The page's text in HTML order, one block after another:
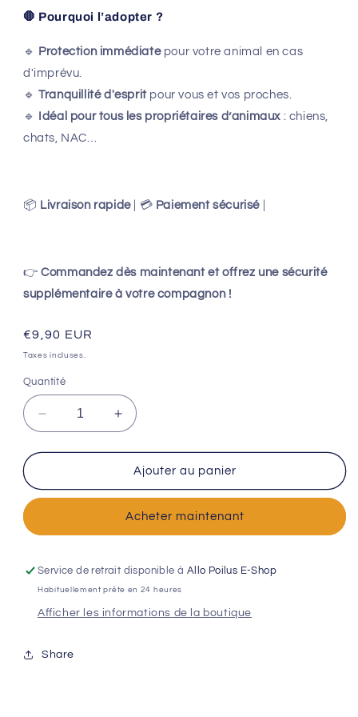
🛑 Pourquoi l’adopter ?
🔹 Protection immédiatepour votre animal en cas
d'imprévu.
🔹Tranquillité d'espritpour vous et vos proches.
🔹
Idéal pour tous les propriétaires d’animaux : chiens,
chats, NAC…
📦 Livraison rapide| 💳 Paiement sécurisé
👉Commandez dès maintenant et offrez une sécurité
supplémentaire à votre compagnon !
Prix
habituel
€9,90 EUR
Taxes incluses.
Quantité
Réduire
la
quantité
CARTE
(Violet)
Augmenter
la
quantité
CARTE
Animale
(Violet)
Ajouter au panier
Acheter maintenant
Service de retrait disponible à Allo Poilus E-Shop
Habituellement prête en 24 heures
Afficher les informations de la boutique
Share